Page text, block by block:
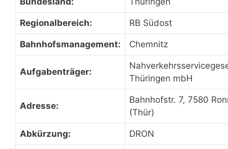
Regionalbereich: RB Südost
Bahnhofsmanagement: Chemnitz
Aufgabenträger:
Thüringen mbH
Adresse:
Bahnhofstr. 7, 7580
(Thür)
Abkürzung: DRON